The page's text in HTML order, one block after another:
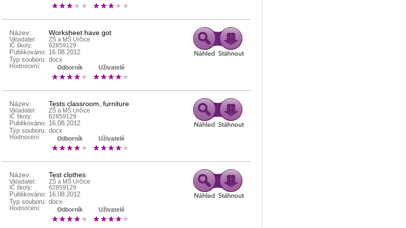
Název: Worksheet have got
Vkladatel:
ZŠ a MŠ Určice
IČ školy:
62859129
Publikováno: 16.08.2012
Typ souboru: docx
Hodnocení: Odborník Uživatelé
Název: Tests classroom, furniture
Vkladatel:
ZŠ a MŠ Určice
IČ školy:
62859129
Publikováno: 16.08.2012
Typ souboru: docx
Hodnocení: Odborník Uživatelé
Název: Test clothes
Vkladatel:
ZŠ a MŠ Určice
IČ školy:
62859129
Publikováno: 16.08.2012
Typ souboru: docx
Hodnocení: Odborník Uživatelé